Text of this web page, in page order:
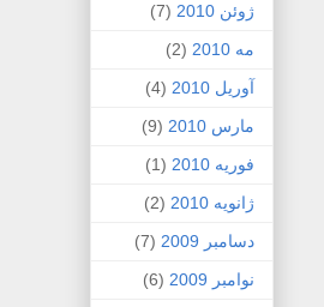
ژوئن 2010
(7)
مه 2010
(2)
آوریل 2010
(4)
مارس 2010
(9)
فوریه 2010
(1)
ژانویه 2010
(2)
دسامبر 2009
(7)
نوامبر 2009
(6)